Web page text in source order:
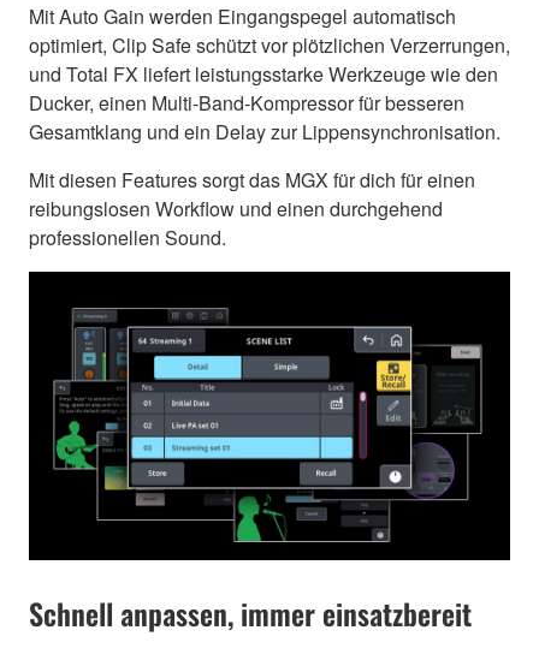
Mit Auto Gain werden Eingangspegel automatisch
optimiert, Clip Safe schützt vor plötzlichen Verzerrungen,
und Total FX liefert leistungsstarke Werkzeuge wie den
Ducker, einen Multi-Band-Kompressor für besseren
Gesamtklang und ein Delay zur Lippensynchronisation.
Mit diesen Features sorgt das MGX für dich für einen
reibungslosen Workflow und einen durchgehend
professionellen Sound.
Schnell anpassen, immer einsatzbereit